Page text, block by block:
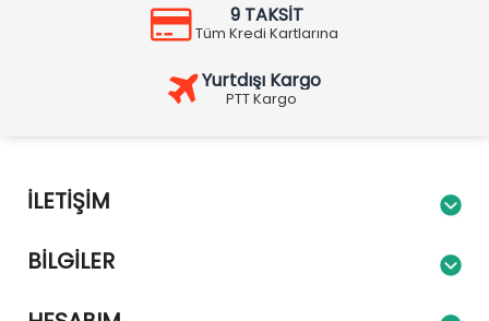
9 TAKSİT
Tüm Kredi Kartlarına
Yurtdışı Kargo
PTT Kargo
İLETIŞIM
BILGILER